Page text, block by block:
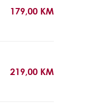
179,00 KM
219,00 KM